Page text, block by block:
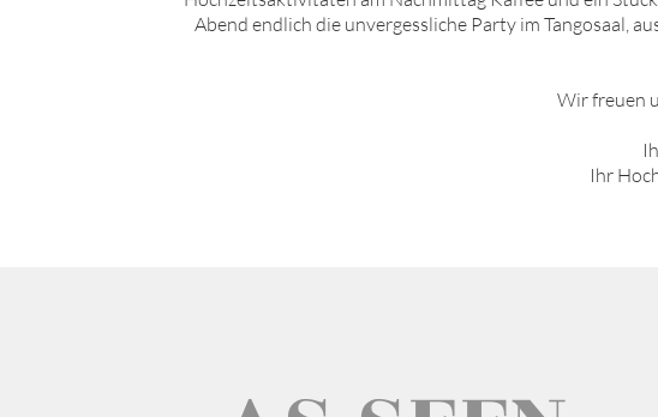
Abend endlich die unvergessliche Party im Tangosaal,
Wir freuen
Ihr